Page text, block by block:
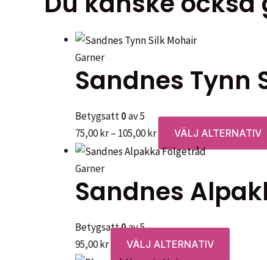
Garner
Sandnes Tynn
Betygsatt0av 5
75,00kr– 105,00krPrisintervall:
75,00 kr
105,00 kr
VÄLJ ALTERNATIV
Garner
Sandnes
Betygsatt0av 5
95,00kr VÄLJ ALTERNATIV